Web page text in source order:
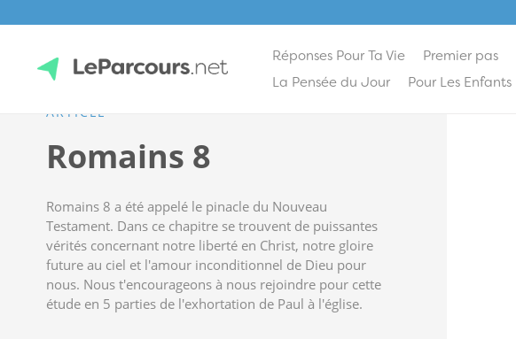
Réponses Pour Ta Vie Premier pas
La Pensée du Jour
Pour Les Enfants
ARTICLE
Romains 8
Romains 8 a été appelé le pinacle du Nouveau
Testament. Dans ce chapitre se trouvent de puissantes
vérités concernant notre liberté en Christ, notre gloire
future au ciel et l'amour inconditionnel de Dieu pour
nous. Nous t'encourageons à nous rejoindre pour cette
étude en 5 parties de l'exhortation de Paul à l'église.